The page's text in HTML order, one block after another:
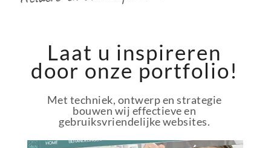
Laat u inspireren
door onze portfolio!
Met techniek, ontwerp en strategie
bouwen wij effectieve en
gebruiksvriendelijke websites.